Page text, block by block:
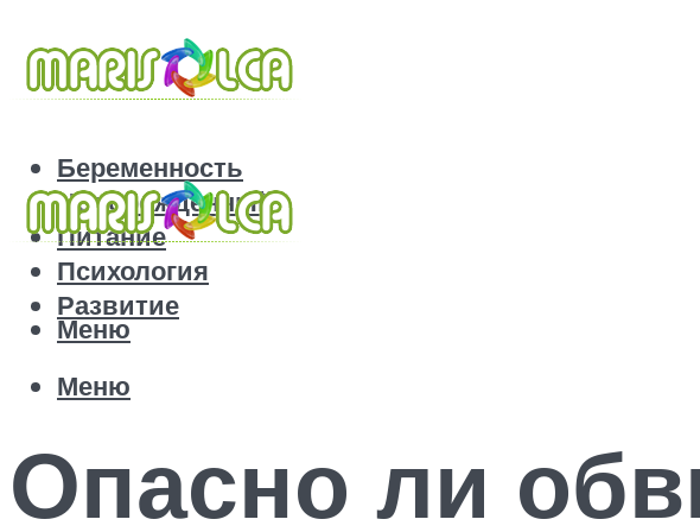
Беременность
Новорожденный
Питание
Психология
Развитие
Меню
Меню
Опасно ли